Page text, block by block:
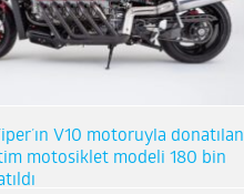
V10 motoruyla donatılan
motosiklet modeli 180 bin